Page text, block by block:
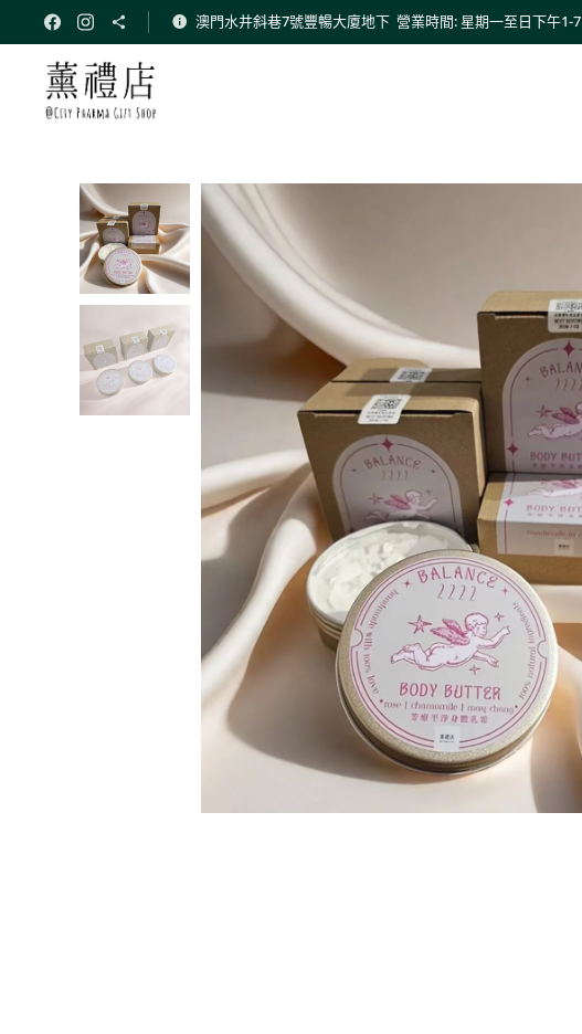
澳門水井斜巷7號豐暢大廈地下 營業時間: 星期一至日下午1-7